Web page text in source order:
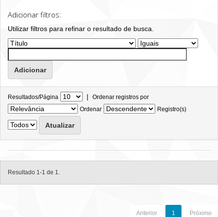
Adicionar filtros:
Utilizar filtros para refinar o resultado de busca.
Resultados/Página | Ordenar registros por
Ordenar
Registro(s)
Resultado 1-1 de 1.
Anterior 1 Próximo